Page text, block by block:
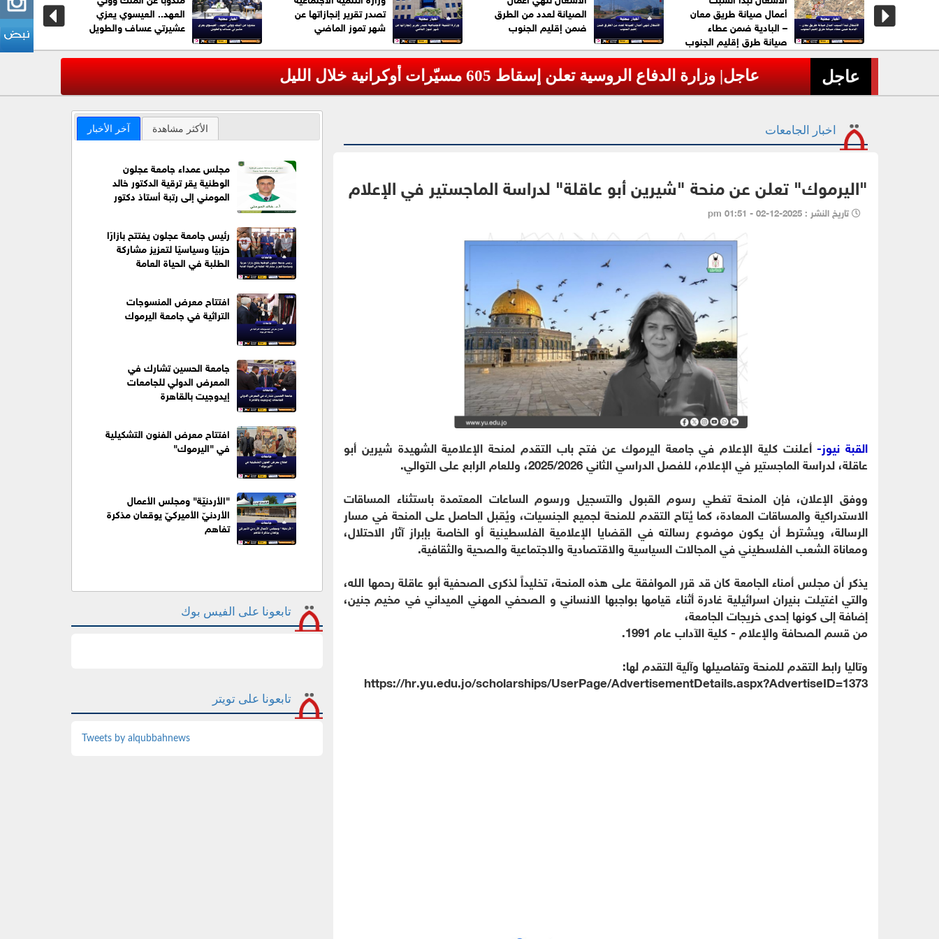
أعمال صيانة طريق معان
– البادية ضمن عطاء
صيانة طرق إقليم الجنوب
الصيانة لعدد من الطرق
ضمن إقليم الجنوب
تصدر تقرير إنجازاتها عن
شهر تموز الماضي
العهد.. العيسوي يعزي
عشيرتي عساف والطويل
عاجل عاجل| وزارة الدفاع الروسية تعلن إسقاط 605 مسيّرات أوكرانية خلال الليل
اخبار الجامعات
"اليرموك" تعلن عن منحة "شيرين أبو عاقلة" لدراسة الماجستير في الإعلام
تاريخ النشر : 2025-12-02 - 01:51 pm
القبة نيوز-أعلنت كلية الإعلام في جامعة اليرموك عن فتح باب التقدم لمنحة الإعلامية الشهيدة شيرين أبو
عاقلة، لدراسة الماجستير في الإعلام، للفصل الدراسي الثاني 2025/2026، وللعام الرابع على التوالي.
ووفق الإعلان، فإن المنحة تغطي رسوم القبول والتسجيل ورسوم الساعات المعتمدة باستثناء المساقات
الاستدراكية والمساقات المعادة، كما يُتاح التقدم للمنحة لجميع الجنسيات، ويُقبل الحاصل على المنحة في مسار
الرسالة، ويشترط أن يكون موضوع رسالته في القضايا الإعلامية الفلسطينية أو الخاصة بإبراز آثار الاحتلال،
ومعاناة الشعب الفلسطيني في المجالات السياسية والاقتصادية والاجتماعية والصحية والثقافية.
يذكر أن مجلس أمناء الجامعة كان قد قرر الموافقة على هذه المنحة، تخليداً لذكرى الصحفية أبو عاقلة رحمها الله،
والتي اغتيلت بنيران اسرائيلية غادرة أثناء قيامها بواجبها الانساني و الصحفي المهني الميداني في مخيم جنين،
إضافة إلى كونها إحدى خريجات الجامعة،
من قسم الصحافة والإعلام - كلية الآداب عام 1991.
وتاليا رابط التقدم للمنحة وتفاصيلها وآلية التقدم لها:
https://hr.yu.edu.jo/scholarships/UserPage/AdvertisementDetails.aspx?AdvertiseID=1373
آخر الأخبار الأكثر مشاهدة
مجلس عمداء جامعة عجلون
الوطنية يقر ترقية الدكتور خالد
المومني إلى رتبة أستاذ دكتور
رئيس جامعة عجلون يفتتح بازارًا
حزبيًا وسياسيًا لتعزيز مشاركة
الطلبة في الحياة العامة
افتتاح معرض المنسوجات
التراثية في جامعة اليرموك
جامعة الحسين تشارك في
المعرض الدولي للجامعات
إيدوجيت بالقاهرة
افتتاح معرض الفنون التشكيلية
في "اليرموك"
"الأردنيّة" ومجلس الأعمال
الأردنيّ الأميركيّ يوقعان مذكرة
تفاهم
تابعونا على الفيس بوك
تابعونا على تويتر
Tweets by alqubbahnews